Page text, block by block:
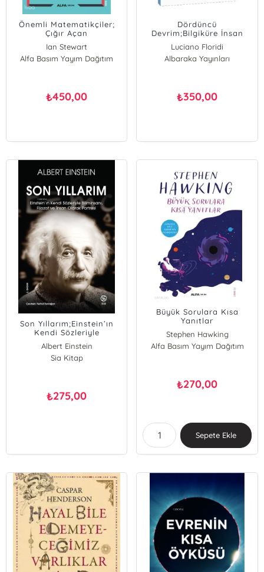
Önemli Matematikçiler;
Çığır Açan
Matematikçilerin
Hayatları ve Çalışmaları
Ian Stewart
Alfa Basım Yayım Dağıtım
₺450,00
Dördüncü
Devrim;Bilgiküre İnsan
Hakikatini Nasıl Yeniden
Şekillendiriyor
Luciano Floridi
Albaraka Yayınları
₺350,00
Son Yıllarım;Einstein’ın
Kendi Sözleriyle
Biliminsanı, Filozof ve
İnsan Olarak Portresi
Albert Einstein
Sia Kitap
₺275,00
Büyük Sorulara Kısa
Yanıtlar
Stephen Hawking
Alfa Basım Yayım Dağıtım
₺270,00
Sepete Ekle